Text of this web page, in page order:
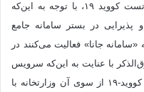
مسافران مبتلا به کروناویروس بدون اخذ تست کووید ۱۹، با توجه به این‌که
پذیرایی در بستر سامانه جامع
جانا» فعالیت می‌کنند در
فوق‌الذکر با عنایت به این‌که سرویس
برخط استعلام الکترونیکی وضیعت ابتلا به کووید-۱۹ از سوی آن وزارتخانه با